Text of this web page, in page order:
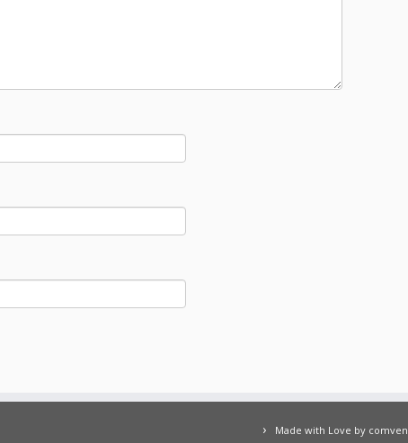
Made with Love by comven